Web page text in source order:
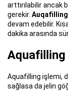
arttırılabilir ancak
gerekir. Auqafilling
devam edebilir.
dakika arasında
Aquafilling
Aquafilling işlemi,
sağlasa da jelin